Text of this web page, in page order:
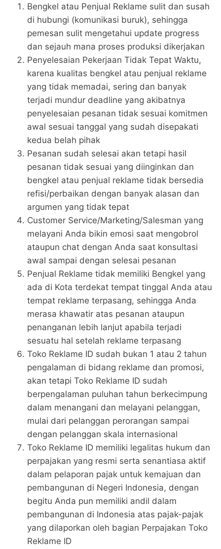
Bengkel atau Penjual Reklame sulit dan susah
di hubungi (komunikasi buruk), sehingga
pemesan sulit mengetahui update progress
dan sejauh mana proses produksi dikerjakan
Penyelesaian Pekerjaan Tidak Tepat Waktu,
karena kualitas bengkel atau penjual reklame
yang tidak memadai, sering dan banyak
terjadi mundur deadline yang akibatnya
penyelesaian pesanan tidak sesuai komitmen
awal sesuai tanggal yang sudah disepakati
kedua belah pihak
Pesanan sudah selesai akan tetapi hasil
pesanan tidak sesuai yang diinginkan dan
bengkel atau penjual reklame tidak bersedia
refisi/perbaikan dengan banyak alasan dan
argumen yang tidak tepat
Customer Service/Marketing/Salesman yang
melayani Anda bikin emosi saat mengobrol
ataupun chat dengan Anda saat konsultasi
awal sampai dengan selesai pesanan
Penjual Reklame tidak memiliki Bengkel yang
ada di Kota terdekat tempat tinggal Anda atau
tempat reklame terpasang, sehingga Anda
merasa khawatir atas pesanan ataupun
penanganan lebih lanjut apabila terjadi
sesuatu hal setelah reklame terpasang
Toko Reklame ID sudah bukan 1 atau 2 tahun
pengalaman di bidang reklame dan promosi,
akan tetapi Toko Reklame ID sudah
berpengalaman puluhan tahun berkecimpung
dalam menangani dan melayani pelanggan,
mulai dari pelanggan perorangan sampai
dengan pelanggan skala internasional
Toko Reklame ID memiliki legalitas hukum dan
perpajakan yang resmi serta senantiasa aktif
dalam pelaporan pajak untuk kemajuan dan
pembangunan di Negeri Indonesia, dengan
begitu Anda pun memiliki andil dalam
pembangunan di Indonesia atas pajak-pajak
yang dilaporkan oleh bagian Perpajakan Toko
Reklame ID